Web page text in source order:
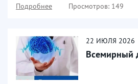
Подробнее Просмотров: 149
22 ИЮЛЯ 2026
Всемирный